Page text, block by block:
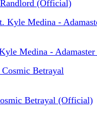
(Official)
Medina -
Betrayal (Official)